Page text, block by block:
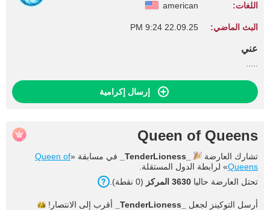
اللغات: american
البث الماضي: 22.09.25 9:24 PM
عني
إرسال إكرامية
Queen of Queens
تشارك العارضة _TenderLioness_ في مسابقة «Queen of
Queens» لرابطة الدول المستقلة.
تحتل العارضة حاليا 3630 المركز (0 نقطة).
أرسل التوكينز لجعل _TenderLioness_ أقرب إلى الانتصار!